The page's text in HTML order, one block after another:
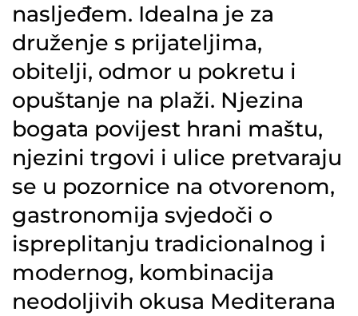
nasljeđem. Idealna je za
druženje s prijateljima,
obitelji, odmor u pokretu i
opuštanje na plaži. Njezina
bogata povijest hrani maštu,
njezini trgovi i ulice pretvaraju
se u pozornice na otvorenom,
gastronomija svjedoči o
ispreplitanju tradicionalnog i
modernog, kombinacija
neodoljivih okusa Mediterana